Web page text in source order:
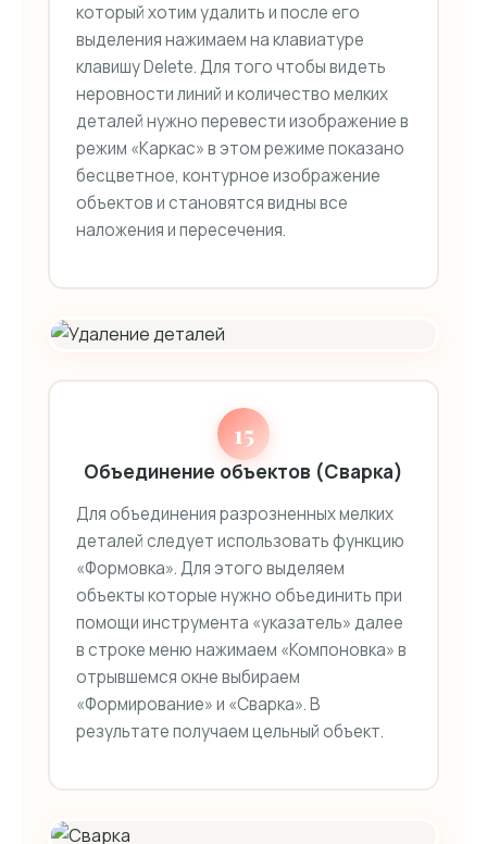
который хотим удалить и после его
выделения нажимаем на клавиатуре
клавишу Delete. Для того чтобы видеть
неровности линий и количество мелких
деталей нужно перевести изображение в
режим «Каркас» в этом режиме показано
бесцветное, контурное изображение
объектов и становятся видны все
наложения и пересечения.
15
Объединение объектов (Сварка)
Для объединения разрозненных мелких
деталей следует использовать функцию
«Формовка». Для этого выделяем
объекты которые нужно объединить при
помощи инструмента «указатель» далее
в строке меню нажимаем «Компоновка» в
отрывшемся окне выбираем
«Формирование» и «Сварка». В
результате получаем цельный объект.